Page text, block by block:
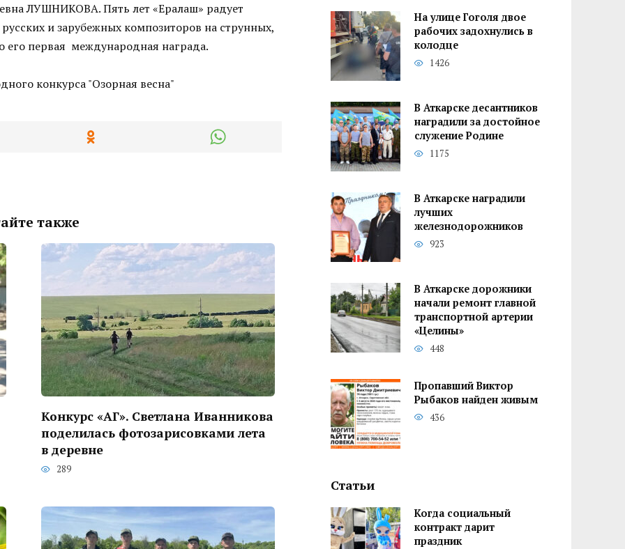
ЛУШНИКОВА. Пять лет «Ералаш» радует
и зарубежных композиторов на струнных,
его первая международная награда.
также
Конкурс «АГ». Светлана Иванникова
поделилась фотозарисовками лета
в деревне
289
На улице Гоголя двое
рабочих задохнулись в
колодце
1426
В Аткарске десантников
наградили за достойное
служение Родине
1175
В Аткарске наградили
лучших
железнодорожников
923
В Аткарске дорожники
начали ремонт главной
транспортной артерии
«Целины»
448
Пропавший Виктор
Рыбаков найден живым
436
Статьи
Когда социальный
контракт дарит
праздник